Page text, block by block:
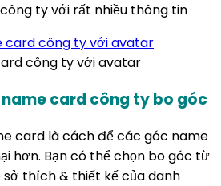
ty với rất nhiều thông tin
công ty với avatar
card công ty bo góc
card là cách để các góc name
hơn. Bạn có thể chọn bo góc từ
sở thích & thiết kế của danh